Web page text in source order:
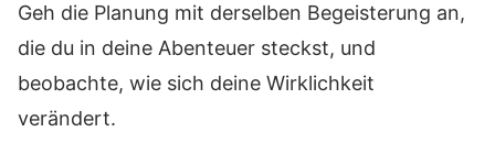
Geh die Planung mit derselben Begeisterung an,
die du in deine Abenteuer steckst, und
beobachte, wie sich deine Wirklichkeit
verändert.